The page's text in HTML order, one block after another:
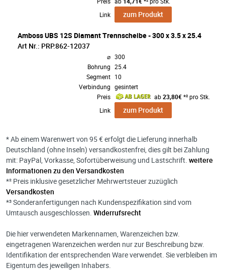
Link
zum Produkt
Amboss UBS 12S Diamant Trennscheibe - 300 x 3.5 x 25.4
Art Nr.: PRP.862-12037
⌀ 300
Bohrung 25.4
Segment 10
Verbindung gesintert
Preis
ab23,80€*² pro Stk.
Link
zum Produkt
* Ab einem Warenwert von 95 € erfolgt die Lieferung innerhalb
Deutschland (ohne Inseln) versandkostenfrei, dies gilt bei Zahlung
mit: PayPal, Vorkasse, Sofortüberweisung und Lastschrift. weitere
Informationen zu den Versandkosten
*² Preis inklusive gesetzlicher Mehrwertsteuer zuzüglich
Versandkosten
*³ Sonderanfertigungen nach Kundenspezifikation sind vom
Umtausch ausgeschlossen. Widerrufsrecht
Die hier verwendeten Markennamen, Warenzeichen bzw.
eingetragenen Warenzeichen werden nur zur Beschreibung bzw.
Identifikation der entsprechenden Ware verwendet. Sie verbleiben im
Eigentum des jeweiligen Inhabers.